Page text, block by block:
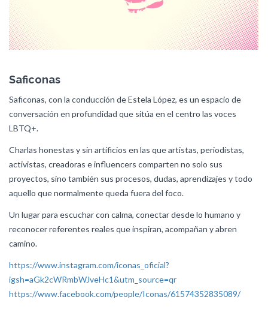
Saficonas
Saficonas, con la conducción de Estela López, es un espacio de
conversación en profundidad que sitúa en el centro las voces
LBTQ+.
Charlas honestas y sin artificios en las que artistas, periodistas,
activistas, creadoras e influencers comparten no solo sus
proyectos, sino también sus procesos, dudas, aprendizajes y todo
aquello que normalmente queda fuera del foco.
Un lugar para escuchar con calma, conectar desde lo humano y
reconocer referentes reales que inspiran, acompañan y abren
camino.
https://www.instagram.com/iconas_oficial?
igsh=aGk2cWRmbWJveHc1&utm_source=qr
https://www.facebook.com/people/Iconas/61574352835089/